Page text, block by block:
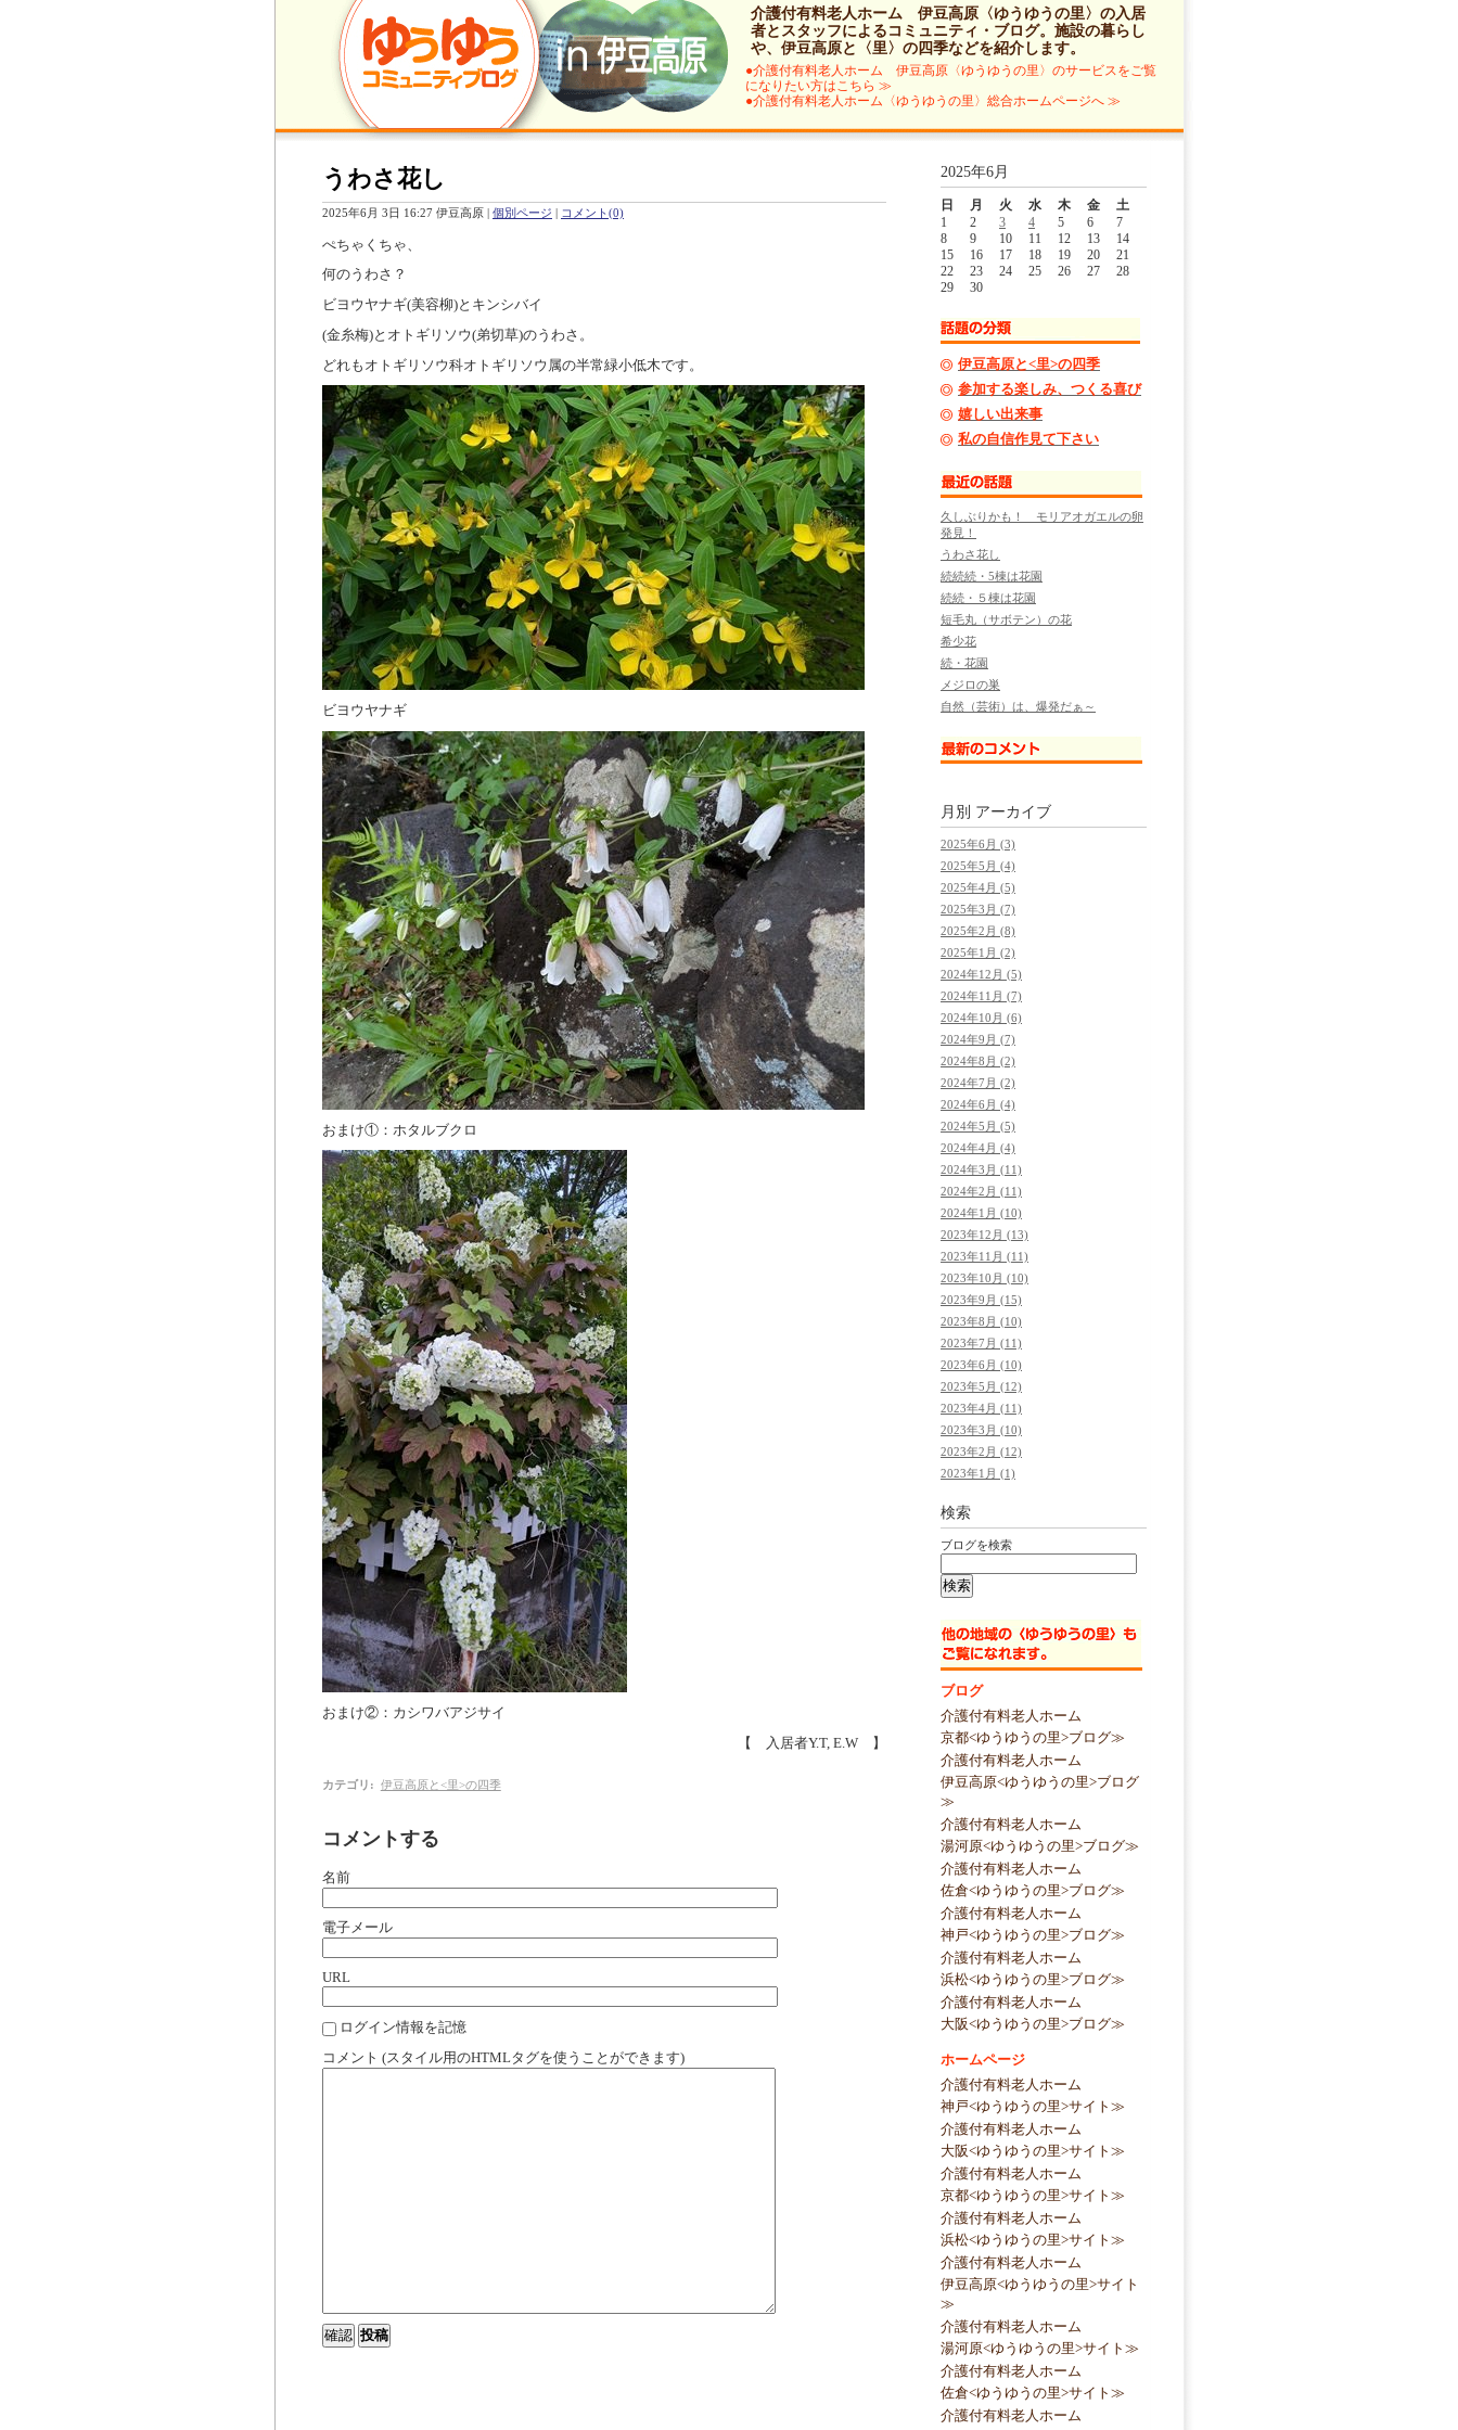
介護付有料老人ホーム 伊豆高原〈ゆうゆうの里〉の入居
者とスタッフによるコミュニティ・ブログ。施設の暮らし
や、伊豆高原と〈里〉の四季などを紹介します。
●介護付有料老人ホーム 伊豆高原〈ゆうゆうの里〉のサービスをご覧
になりたい方はこちら ≫
●介護付有料老人ホーム〈ゆうゆうの里〉総合ホームページへ ≫
うわさ花し
2025年6月 3日 16:27 伊豆高原 | 個別ページ | コメント(0)
ぺちゃくちゃ、
何のうわさ？
ビヨウヤナギ(美容柳)とキンシバイ
(金糸梅)とオトギリソウ(弟切草)のうわさ。
どれもオトギリソウ科オトギリソウ属の半常緑小低木です。
ビヨウヤナギ
おまけ①：ホタルブクロ
おまけ②：カシワバアジサイ
【 入居者Y.T, E.W 】
カテゴリ : 伊豆高原と<里>の四季
コメントする
名前
電子メール
URL
ログイン情報を記憶
コメント (スタイル用のHTMLタグを使うことができます)
2025年6月
日 月 火 水 木 金
土
1
2 3 4 5 6
7
8
9 10 11 12 13
14
15
16 17 18 19 20
21
22
23 24 25 26 27
28
29
30
伊豆高原と<里>の四季
参加する楽しみ、つくる喜び
嬉しい出来事
私の自信作見て下さい
久しぶりかも！ モリアオガエルの卵
発見！
うわさ花し
続続続・5棟は花園
続続・５棟は花園
短毛丸（サボテン）の花
希少花
続・花園
メジロの巣
自然（芸術）は、爆発だぁ～
月別 アーカイブ
2025年6月 (3)
2025年5月 (4)
2025年4月 (5)
2025年3月 (7)
2025年2月 (8)
2025年1月 (2)
2024年12月 (5)
2024年11月 (7)
2024年10月 (6)
2024年9月 (7)
2024年8月 (2)
2024年7月 (2)
2024年6月 (4)
2024年5月 (5)
2024年4月 (4)
2024年3月 (11)
2024年2月 (11)
2024年1月 (10)
2023年12月 (13)
2023年11月 (11)
2023年10月 (10)
2023年9月 (15)
2023年8月 (10)
2023年7月 (11)
2023年6月 (10)
2023年5月 (12)
2023年4月 (11)
2023年3月 (10)
2023年2月 (12)
2023年1月 (1)
検索
ブログを検索
ブログ
介護付有料老人ホーム
京都<ゆうゆうの里>ブログ≫
介護付有料老人ホーム
伊豆高原<ゆうゆうの里>ブログ
≫
介護付有料老人ホーム
湯河原<ゆうゆうの里>ブログ≫
介護付有料老人ホーム
佐倉<ゆうゆうの里>ブログ≫
介護付有料老人ホーム
神戸<ゆうゆうの里>ブログ≫
介護付有料老人ホーム
浜松<ゆうゆうの里>ブログ≫
介護付有料老人ホーム
大阪<ゆうゆうの里>ブログ≫
ホームページ
介護付有料老人ホーム
神戸<ゆうゆうの里>サイト≫
介護付有料老人ホーム
大阪<ゆうゆうの里>サイト≫
介護付有料老人ホーム
京都<ゆうゆうの里>サイト≫
介護付有料老人ホーム
浜松<ゆうゆうの里>サイト≫
介護付有料老人ホーム
伊豆高原<ゆうゆうの里>サイト
≫
介護付有料老人ホーム
湯河原<ゆうゆうの里>サイト≫
介護付有料老人ホーム
佐倉<ゆうゆうの里>サイト≫
介護付有料老人ホーム